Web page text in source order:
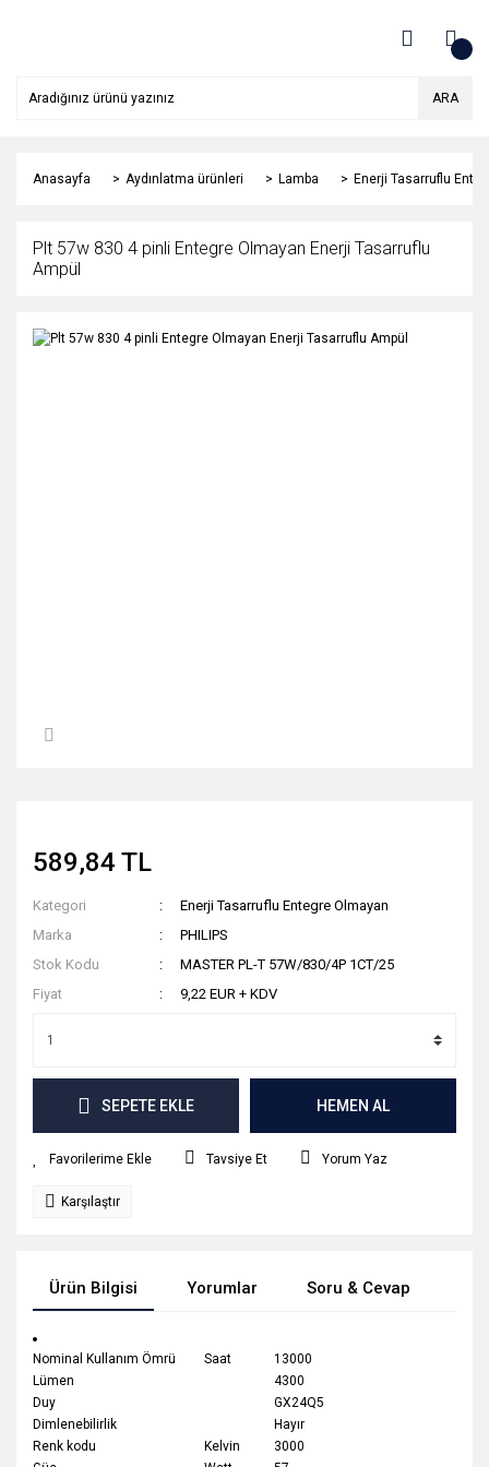
ARA
Anasayfa Aydınlatma ürünleri Lamba Enerji Tasarruflu
Plt 57w 830 4 pinli Entegre Olmayan Enerji Tasarruflu
Ampül
589,84 TL
Kategori
Enerji Tasarruflu Entegre Olmayan
Marka
PHILIPS
Stok Kodu
MASTER PL-T 57W/830/4P 1CT/25
Fiyat
9,22 EUR + KDV
SEPETE EKLE HEMEN AL
Tavsiye Et Yorum Yaz
Karşılaştır
Ürün Bilgisi Yorumlar Soru & Cevap
Nominal Kullanım Ömrü Saat
13000
Lümen
4300
Duy
GX24Q5
Dimlenebilirlik
Hayır
Renk kodu
Kelvin
3000